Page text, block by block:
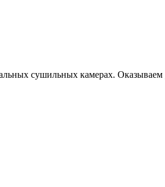
сушильных камерах. Оказываем